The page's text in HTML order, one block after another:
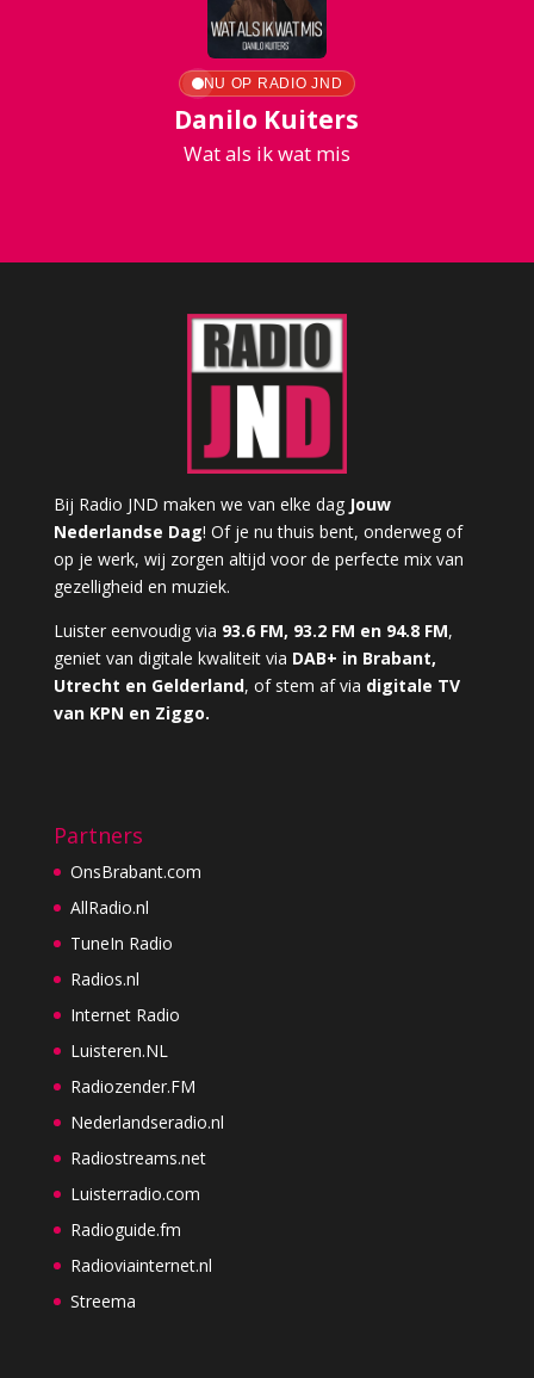
NU OP RADIO JND
Danilo Kuiters
Wat als ik wat mis
Bij Radio JND maken we van elke dag Jouw
Nederlandse Dag! Of je nu thuis bent, onderweg of
op je werk, wij zorgen altijd voor de perfecte mix van
gezelligheid en muziek.
Luister eenvoudig via 93.6 FM, 93.2 FM en 94.8 FM,
geniet van digitale kwaliteit via DAB+ in Brabant,
Utrecht en Gelderland, of stem af via digitale TV
van KPN en Ziggo.
Partners
OnsBrabant.com
AllRadio.nl
TuneIn Radio
Radios.nl
Internet Radio
Luisteren.NL
Radiozender.FM
Nederlandseradio.nl
Radiostreams.net
Luisterradio.com
Radioguide.fm
Radioviainternet.nl
Streema